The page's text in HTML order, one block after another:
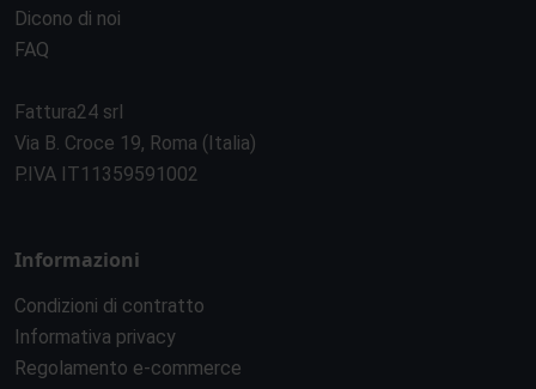
Dicono di noi
FAQ
Fattura24 srl
Via B. Croce 19, Roma (Italia)
P.IVA IT11359591002
Informazioni
Condizioni di contratto
Informativa privacy
Regolamento e-commerce